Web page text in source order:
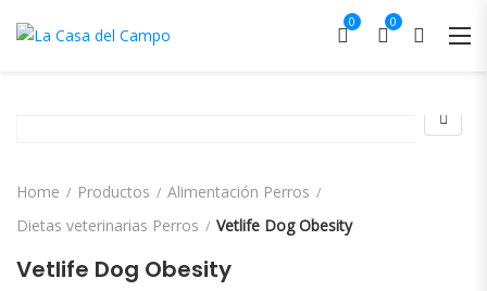
0 0
Home Productos
Alimentación Perros
Dietas veterinarias Perros
Vetlife Dog Obesity
Vetlife Dog Obesity